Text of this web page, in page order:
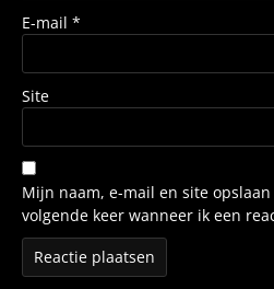
E-mail *
Site
Mijn naam, e-mail en site
volgende keer wanneer ik een